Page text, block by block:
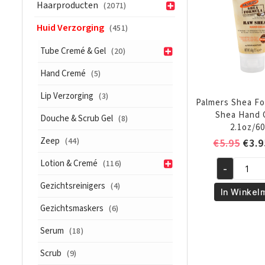
Haarproducten (2071)
Huid Verzorging (451)
Tube Cremé & Gel (20)
Hand Cremé (5)
Lip Verzorging (3)
Douche & Scrub Gel (8)
Zeep (44)
Lotion & Cremé (116)
Gezichtsreinigers (4)
Gezichtsmaskers (6)
Serum (18)
Scrub (9)
aantal
Palmers Shea
Shea Hand
2.1oz/
€5.95
was:
€
Palmers
Shea
Formula
-
In